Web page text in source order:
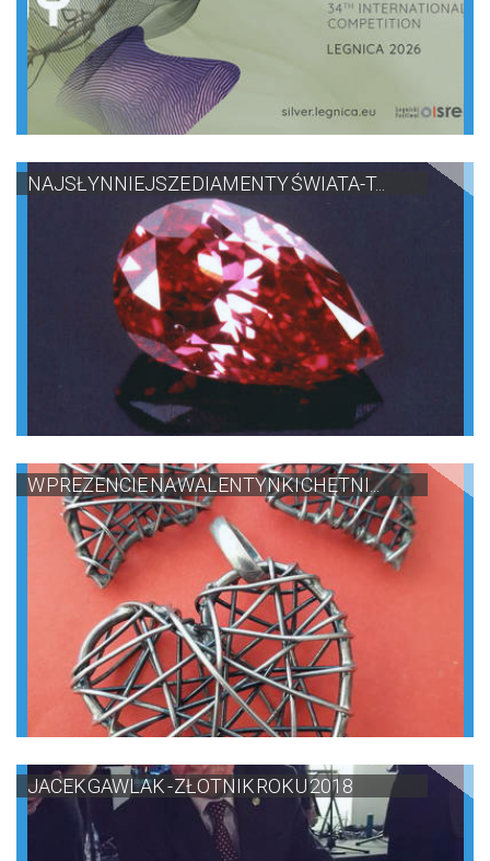
NAJSŁYNNIEJSZE DIAMENTY ŚWIATA-T...
W PREZENCIE NA WALENTYNKI CHĘTNI...
JACEK GAWLAK - ZŁOTNIK ROKU 2018